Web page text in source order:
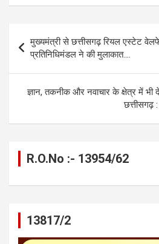
ce
b
o
o
k
se
n
g
er
at
A
p
p
e
gr
a
m
navigation
मुख्यमंत्री से छत्तीसगढ़ रियल एस्टेट
प्रतिनिधिमंडल ने की मुलाकात….
ज्ञान, तकनीक और नवाचार के क्षेत्र में भी
छत्तीसगढ़
R.O.No :- 13954/62
13817/2